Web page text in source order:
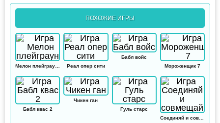
ПОХОЖИЕ ИГРЫ
Реал опер сити
Бабл войс
Мороженщик 7
Бабл квас 2
Чикен ган
Гуль старс
Соединяй и совмещай